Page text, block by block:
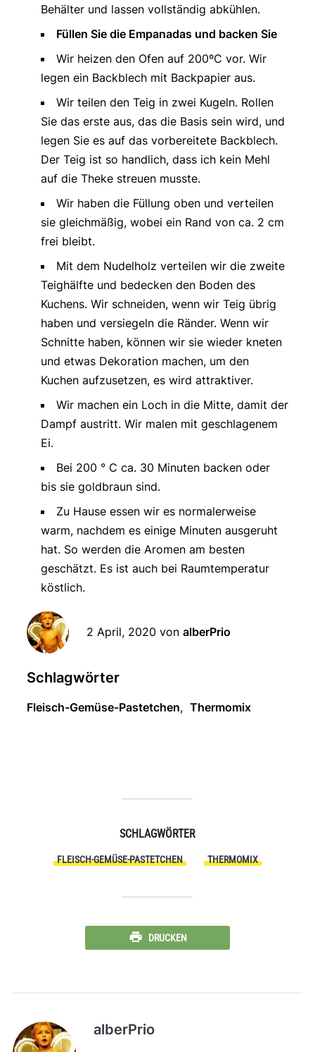
Behälter und lassen vollständig abkühlen.
Füllen Sie die Empanadas und backen Sie
Wir heizen den Ofen auf 200ºC vor. Wir
legen ein Backblech mit Backpapier aus.
Wir teilen den Teig in zwei Kugeln. Rollen
Sie das erste aus, das die Basis sein wird, und
legen Sie es auf das vorbereitete Backblech.
Der Teig ist so handlich, dass ich kein Mehl
auf die Theke streuen musste.
Wir haben die Füllung oben und verteilen
sie gleichmäßig, wobei ein Rand von ca. 2 cm
frei bleibt.
Mit dem Nudelholz verteilen wir die zweite
Teighälfte und bedecken den Boden des
Kuchens. Wir schneiden, wenn wir Teig übrig
haben und versiegeln die Ränder. Wenn wir
Schnitte haben, können wir sie wieder kneten
und etwas Dekoration machen, um den
Kuchen aufzusetzen, es wird attraktiver.
Wir machen ein Loch in die Mitte, damit der
Dampf austritt. Wir malen mit geschlagenem
Ei.
Bei 200 ° C ca. 30 Minuten backen oder
bis sie goldbraun sind.
Zu Hause essen wir es normalerweise
warm, nachdem es einige Minuten ausgeruht
hat. So werden die Aromen am besten
geschätzt. Es ist auch bei Raumtemperatur
köstlich.
2 April, 2020 von alberPrio
Schlagwörter
Fleisch-Gemüse-Pastetchen, Thermomix
SCHLAGWÖRTER
FLEISCH-GEMÜSE-PASTETCHEN THERMOMIX
DRUCKEN
alberPrio